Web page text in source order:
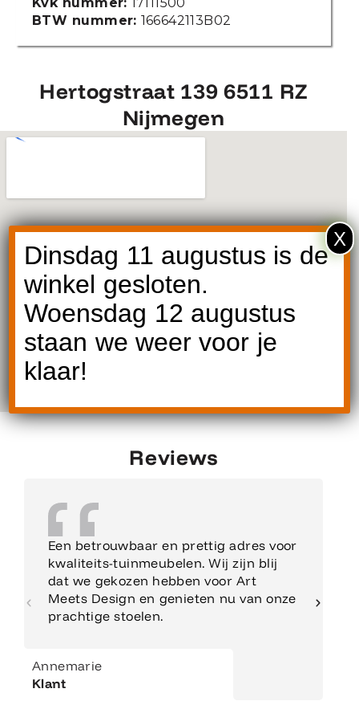
BTW nummer: 166642113B02
Hertogstraat 139 6511 RZ
Nijmegen
Reviews
Een betrouwbaar en prettig adres voor
kwaliteits-tuinmeubelen. Wij zijn blij
dat we gekozen hebben voor Art
Meets Design en genieten nu van onze
prachtige stoelen.
Annemarie
Klant
Dinsdag 11 augustus is de
winkel gesloten.
Woensdag 12 augustus
staan we weer voor je
klaar!
X